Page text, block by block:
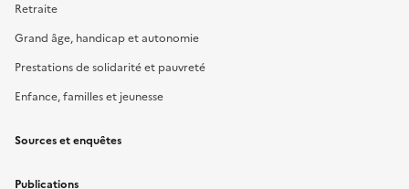
Retraite
Grand âge, handicap et autonomie
Prestations de solidarité et pauvreté
Enfance, familles et jeunesse
Sources et enquêtes
Publications